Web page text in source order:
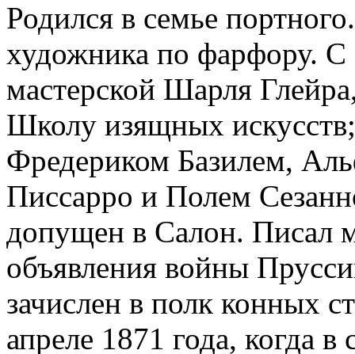
Родился в семье
художника по фарфору. С
мастерской Шарля
Школу изящных
Фредериком Базилем,
Писсарро и Полем
допущен в Салон. Писал
объявления войны
зачислен в полк конных
апреле 1871 года, когда